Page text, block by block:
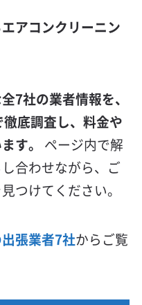
アコンクリーニン
7社の業者情報を、
底調査し、料金や
す。
ページ内で解
合わせながら、ご
つけてください。
張業者7社からご覧